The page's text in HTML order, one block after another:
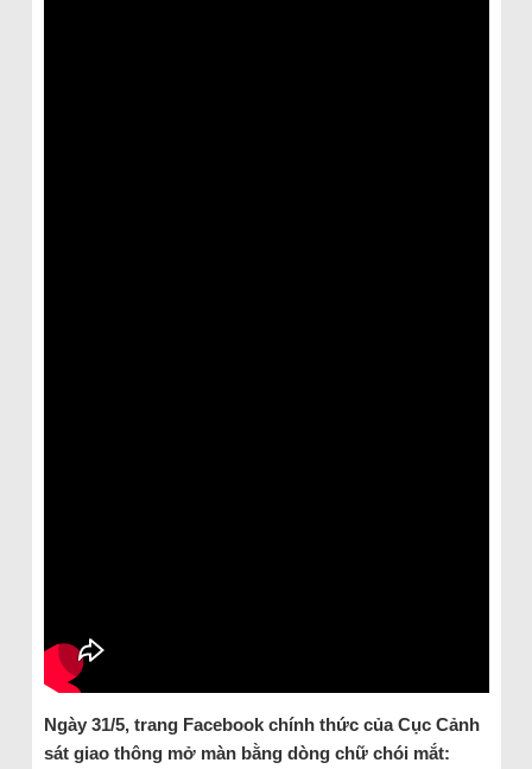
Ngày 31/5, trang Facebook chính thức của Cục Cảnh
sát giao thông mở màn bằng dòng chữ chói mắt: